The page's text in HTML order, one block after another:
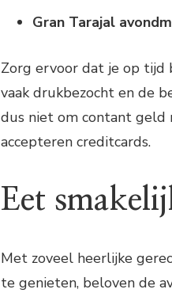
Gran Tarajal
Zorg ervoor dat je op tijd
vaak drukbezocht en de
dus niet om contant geld
accepteren creditcards.
Eet
Met zoveel heerlijke
te genieten, beloven de